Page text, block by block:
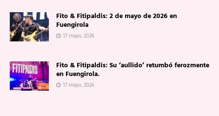
Fito & Fitipaldis: 2 de mayo de 2026 en
Fuengirola
17 mayo, 2026
Fito & Fitipaldis: Su ‘aullido’ retumbó ferozmente
en Fuengirola.
17 mayo, 2026